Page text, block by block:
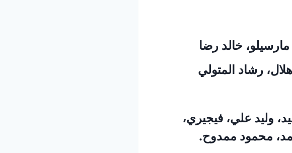
خالد رضا
رشاد المتولي
وليد علي، فيجيري،
محمود ممدوح.